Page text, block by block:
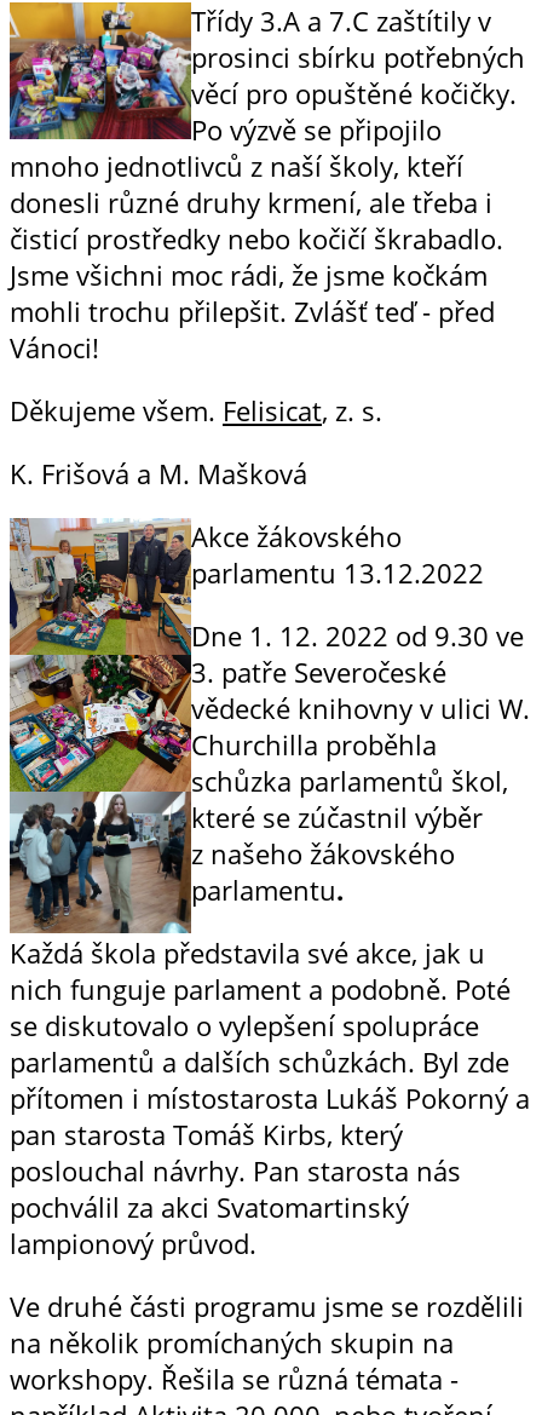
Třídy 3.A a 7.C zaštítily v
prosinci sbírku potřebných
věcí pro opuštěné kočičky.
Po výzvě se připojilo
mnoho jednotlivců z naší školy, kteří
donesli různé druhy krmení, ale třeba i
čisticí prostředky nebo kočičí škrabadlo.
Jsme všichni moc rádi, že jsme kočkám
mohli trochu přilepšit. Zvlášť teď - před
Vánoci!
Děkujeme všem. Felisicat, z. s.
K. Frišová a M. Mašková
Akce žákovského
parlamentu 13.12.2022
Dne 1. 12. 2022 od 9.30 ve
3. patře Severočeské
vědecké knihovny v ulici W.
Churchilla proběhla
schůzka parlamentů škol,
které se zúčastnil výběr
z našeho žákovského
parlamentu.
Každá škola představila své akce, jak u
nich funguje parlament a podobně. Poté
se diskutovalo o vylepšení spolupráce
parlamentů a dalších schůzkách. Byl zde
přítomen i místostarosta Lukáš Pokorný a
pan starosta Tomáš Kirbs, který
poslouchal návrhy. Pan starosta nás
pochválil za akci Svatomartinský
lampionový průvod.
Ve druhé části programu jsme se rozdělili
na několik promíchaných skupin na
workshopy. Řešila se různá témata -